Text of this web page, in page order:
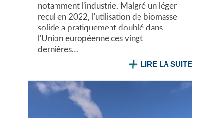
notamment l'industrie. Malgré un léger
recul en 2022, l'utilisation de biomasse
solide a pratiquement doublé dans
l'Union européenne ces vingt
dernières…
LIRE LA SUITE